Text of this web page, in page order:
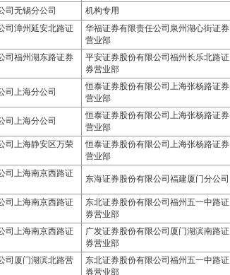
司无锡分公司 机构专用
司漳州延安北路证
华福证券有限责任公司泉州湖心街证券
营业部
司福州湖东路证券
平安证券股份有限公司福州长乐北路证
券营业部
司上海分公司
恒泰证券股份有限公司上海张杨路证券
营业部
司上海分公司
恒泰证券股份有限公司上海张杨路证券
营业部
司上海静安区万荣
恒泰证券股份有限公司上海张杨路证券
营业部
司上海南京西路证
东海证券股份有限公司福建厦门分公司
司上海南京西路证
东北证券股份有限公司福州五一中路证
券营业部
司上海南京西路证
广发证券股份有限公司厦门湖滨南路证
券营业部
司厦门湖滨北路营
东北证券股份有限公司福州五一中路证
券营业部